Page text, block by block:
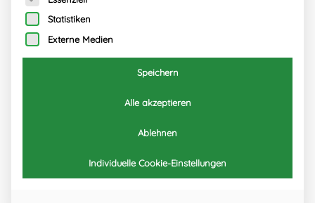
Statistiken
Externe Medien
Speichern
Alle akzeptieren
Ablehnen
Individuelle Cookie-Einstellungen